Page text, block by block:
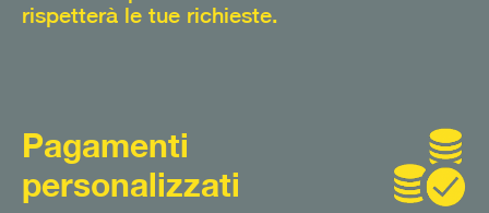
rispetterà le tue richieste.
Pagamenti
personalizzati